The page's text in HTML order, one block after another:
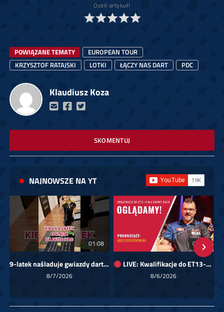
Oceń artykuł!
POWIĄZANE TEMATY
EUROPEAN TOUR
KRZYSZTOF RATAJSKI
LOTKI ŁĄCZY NAS DART PDC
Klaudiusz Koza
SKOMENTUJ
NAJNOWSZE NA YT
01:08
9-latek naśladuje gwiazdy darta!
8/7/2026
00:00
LIVE: Kwalifikacje do ET13-14 dla Europy Wschodniej
8/6/2026